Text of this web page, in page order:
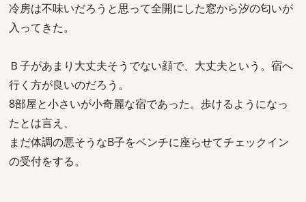
冷房は不味いだろうと思って全開にした窓から汐の匂いが
入ってきた。
Ｂ子があまり大丈夫そうでない顔で、大丈夫という。宿へ
行く方が良いのだろう。
8部屋と小さいが小奇麗な宿であった。歩けるようになっ
たとは言え、
まだ体調の悪そうなB子をベンチに座らせてチェックイン
の受付をする。